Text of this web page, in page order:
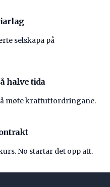
selskapa på
halve tida
møte kraftutfordringane.
No startar det opp att.